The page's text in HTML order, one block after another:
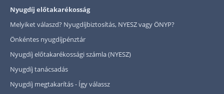
Nyugdíj előtakarékosság
Melyiket válaszd? Nyugdíjbiztosítás, NYESZ vagy ÖNYP?
Önkéntes nyugdíjpénztár
Nyugdíj előtakarékossági számla (NYESZ)
Nyugdíj tanácsadás
Nyugdíj megtakarítás - Így válassz